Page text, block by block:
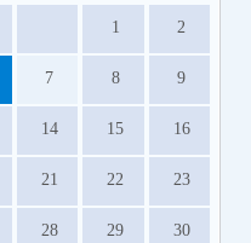
1 2
7 8 9
14 15 16
21 22 23
28 29 30